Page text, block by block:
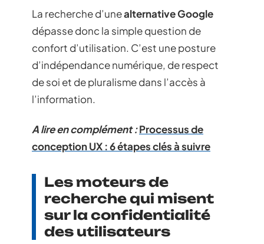
La recherche d’unealternative Google
dépasse donc la simple question de
confort d’utilisation. C’est une posture
d’indépendance numérique, de respect
de soi et de pluralisme dans l’accès à
l’information.
A lire en complément :Processus de
conception UX : 6 étapes clés à suivre
Les moteurs de
recherche qui misent
sur la confidentialité
des utilisateurs